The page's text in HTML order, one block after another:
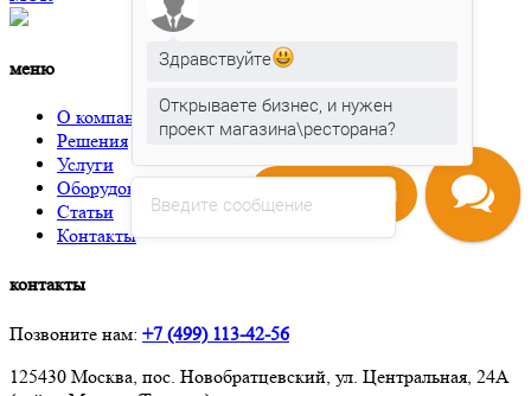
меню
О компании
Решения
Услуги
Оборудование
Статьи
Контакты
контакты
Позвоните нам: +7 (499) 113-42-56
125430 Москва, пос. Новобратцевский, ул. Центральная, 24А
Напишите нам
Введите сообщение
Здравствуйте
Открываете бизнес, и нужен
проект магазина\ресторана?